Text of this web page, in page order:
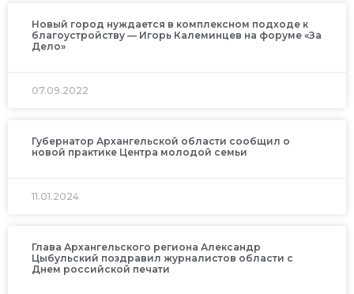
Новый город нуждается в комплексном подходе к
благоустройству — Игорь Калеминцев на форуме «За
Дело»
07.09.2022
Губернатор Архангельской области сообщил о
новой практике Центра молодой семьи
11.01.2024
Глава Архангельского региона Александр
Цыбульский поздравил журналистов области с
Днем российской печати